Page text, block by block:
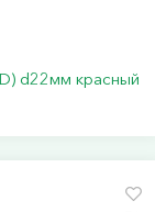
d22мм красный